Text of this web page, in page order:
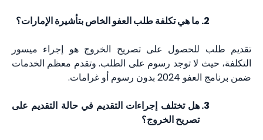
ما هي تكلفة طلب العفو الخاص بتأشيرة الإمارات؟
تقديم طلب للحصول على تصريح الخروج هو إجراء ميسور
التكلفة، حيث لا توجد رسوم على الطلب. وتقدم معظم الخدمات
ضمن برنامج العفو 2024 بدون رسوم أو غرامات.
هل تختلف إجراءات التقديم في حالة التقديم على
تصريح الخروج؟